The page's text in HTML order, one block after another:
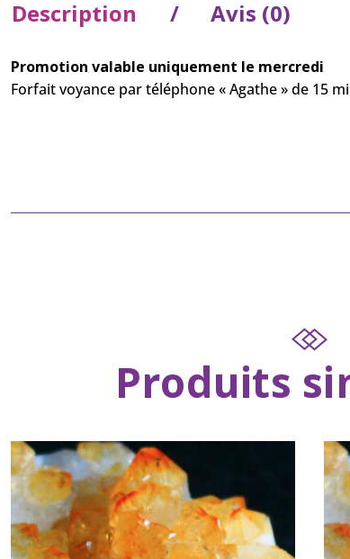
Description Avis (0)
Promotion valable uniquement le mercredi
Forfait voyance par téléphone « Agathe » de 15
Produits
Citrine – 20 minutes